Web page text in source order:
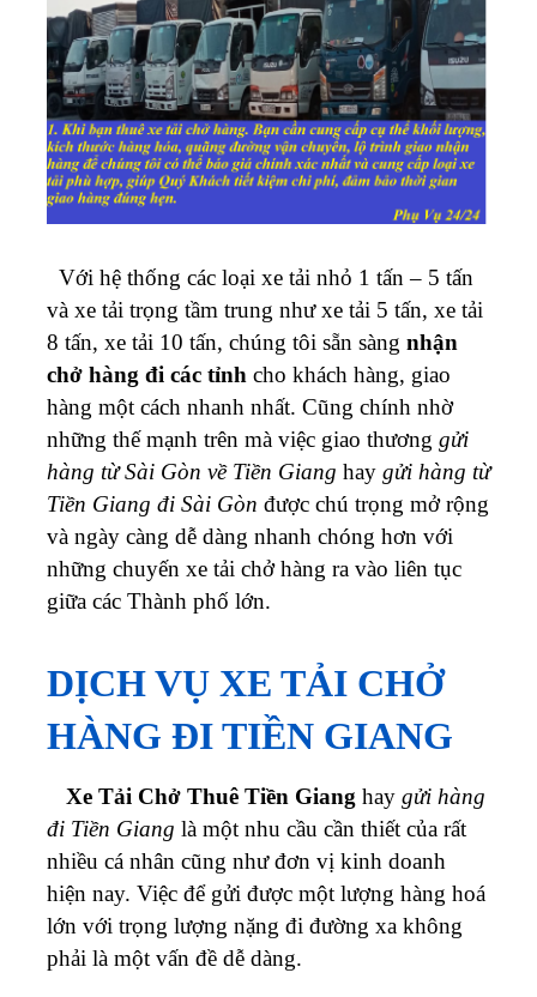
Với hệ thống các loại xe tải nhỏ 1 tấn – 5 tấn
và xe tải trọng tầm trung như xe tải 5 tấn, xe tải
8 tấn, xe tải 10 tấn, chúng tôi sẵn sàng nhận
chở hàng đi các tỉnh cho khách hàng, giao
hàng một cách nhanh nhất. Cũng chính nhờ
những thế mạnh trên mà việc giao thương gửi
hàng từ Sài Gòn về Tiền Giang hay gửi hàng từ
Tiền Giang đi Sài Gòn được chú trọng mở rộng
và ngày càng dễ dàng nhanh chóng hơn với
những chuyến xe tải chở hàng ra vào liên tục
giữa các Thành phố lớn.
DỊCH VỤ XE TẢI CHỞ
HÀNG ĐI TIỀN GIANG
Xe Tải Chở Thuê Tiền Giang hay gửi hàng
đi Tiền Giang là một nhu cầu cần thiết của rất
nhiều cá nhân cũng như đơn vị kinh doanh
hiện nay. Việc để gửi được một lượng hàng hoá
lớn với trọng lượng nặng đi đường xa không
phải là một vấn đề dễ dàng.